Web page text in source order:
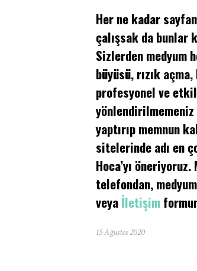
Her ne kadar
çalışsak da bunlar
Sizlerden medyum
büyüsü, rızık
profesyonel ve
yönlendirilmemeniz
yaptırıp memnun
sitelerinde adı en
Hoca’yı
telefondan,
veyaİletişim
15 Ağustos 2020